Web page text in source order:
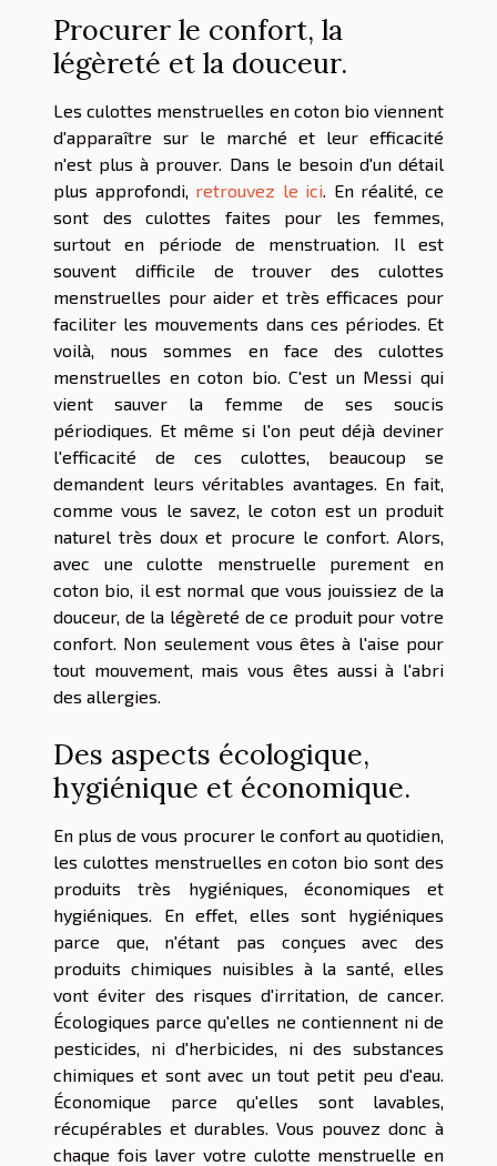
Procurer le confort, la
légèreté et la douceur.
Les culottes menstruelles en coton bio viennent
d'apparaître sur le marché et leur efficacité
n'est plus à prouver. Dans le besoin d'un détail
plus approfondi, retrouvez le ici . En réalité, ce
sont des culottes faites pour les femmes,
surtout en période de menstruation. Il est
souvent difficile de trouver des culottes
menstruelles pour aider et très efficaces pour
faciliter les mouvements dans ces périodes. Et
voilà, nous sommes en face des culottes
menstruelles en coton bio. C'est un Messi qui
vient sauver la femme de ses soucis
périodiques. Et même si l'on peut déjà deviner
l'efficacité de ces culottes, beaucoup se
demandent leurs véritables avantages. En fait,
comme vous le savez, le coton est un produit
naturel très doux et procure le confort. Alors,
avec une culotte menstruelle purement en
coton bio, il est normal que vous jouissiez de la
douceur, de la légèreté de ce produit pour votre
confort. Non seulement vous êtes à l'aise pour
tout mouvement, mais vous êtes aussi à l'abri
des allergies.
Des aspects écologique,
hygiénique et économique.
En plus de vous procurer le confort au quotidien,
les culottes menstruelles en coton bio sont des
produits très hygiéniques, économiques et
hygiéniques. En effet, elles sont hygiéniques
parce que, n'étant pas conçues avec des
produits chimiques nuisibles à la santé, elles
vont éviter des risques d'irritation, de cancer.
Écologiques parce qu'elles ne contiennent ni de
pesticides, ni d'herbicides, ni des substances
chimiques et sont avec un tout petit peu d'eau.
Économique parce qu'elles sont lavables,
récupérables et durables. Vous pouvez donc à
chaque fois laver votre culotte menstruelle en